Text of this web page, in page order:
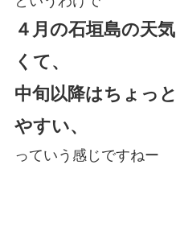
４月の石垣島の天
くて、
中旬以降はちょっ
やすい、
っていう感じですねー